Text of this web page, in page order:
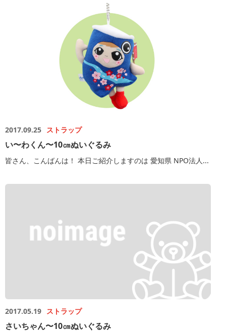
2017.09.25 ストラップ
い〜わくん〜10㎝ぬいぐるみ
皆さん、こんばんは！ 本日ご紹介しますのは 愛知県 NPO法人...
2017.05.19 ストラップ
さいちゃん〜10㎝ぬいぐるみ